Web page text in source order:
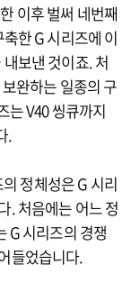
이후 벌써 네번째
한 G 시리즈에 이
보낸 것이죠. 처
완하는 일종의 구
는 V40 씽큐까지
.
정체성은 G 시리
. 처음에는 어느 정
G 시리즈의 경쟁
들었습니다.